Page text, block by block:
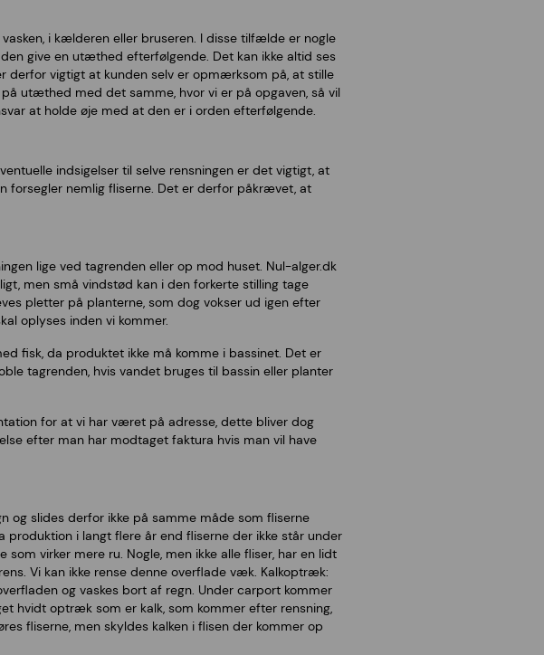
i kælderen eller bruseren. I disse tilfælde er nogle
give en utæthed efterfølgende. Det kan ikke altid ses
vigtigt at kunden selv er opmærksom på, at stille
utæthed med det samme, hvor vi er på opgaven, så vil
at holde øje med at den er i orden efterfølgende.
indsigelser til selve rensningen er det vigtigt, at
forsegler nemlig fliserne. Det er derfor påkrævet, at
lige ved tagrenden eller op mod huset. Nul-alger.dk
men små vindstød kan i den forkerte stilling tage
pletter på planterne, som dog vokser ud igen efter
oplyses inden vi kommer.
fisk, da produktet ikke må komme i bassinet. Det er
tagrenden, hvis vandet bruges til bassin eller planter
for at vi har været på adresse, dette bliver dog
efter man har modtaget faktura hvis man vil have
og slides derfor ikke på samme måde som fliserne
i langt flere år end fliserne der ikke står under
virker mere ru. Nogle, men ikke alle fliser, har en lidt
Vi kan ikke rense denne overflade væk. Kalkoptræk:
og vaskes bort af regn. Under carport kommer
hvidt optræk som er kalk, som kommer efter rensning,
fliserne, men skyldes kalken i flisen der kommer op